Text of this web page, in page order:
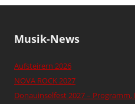
Musik-News
Aufsteirern 2026
NOVA ROCK 2027
Donauinselfest 2027 –